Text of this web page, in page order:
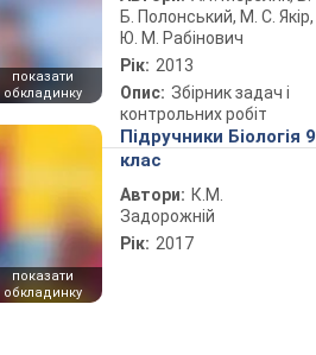
показати
обкладинку
Б. Полонський, М. С. Якір,
Ю. М. Рабінович
Рік: 2013
Опис: Збірник задач і
контрольних робіт
показати
обкладинку
Підручники Біологія 9
клас
Автори: К.М.
Задорожній
Рік: 2017